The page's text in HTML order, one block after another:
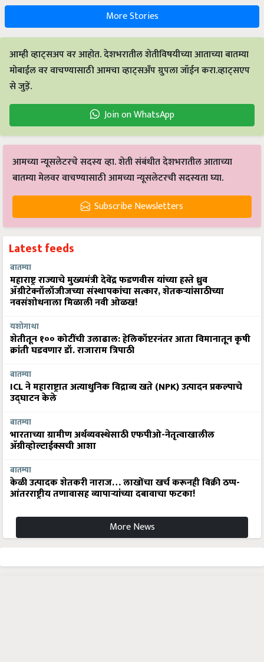
More Stories
आम्ही व्हाट्सअप वर आहोत. देशभरातील शेतीविषयीच्या आताच्या बातम्या
मोबाईल वर वाचण्यासाठी आमचा व्हाट्सअँप ग्रुपला जॉईन करा.व्हाट्सएप
से जुड़ें.
Join on WhatsApp
आमच्या न्यूसलेटरचे सदस्य व्हा. शेती संबंधीत देशभरातील आताच्या
बातम्या मेलवर वाचण्यासाठी आमच्या न्यूसलेटरची सदस्यता घ्या.
Subscribe Newsletters
Latest feeds
बातम्या
महाराष्ट्र राज्याचे मुख्यमंत्री देवेंद्र फडणवीस यांच्या हस्ते ध्रुव
ॲग्रीटेक्नॉलॉजीजच्या संस्थापकांचा सत्कार, शेतकऱ्यांसाठीच्या
नवसंशोधनाला मिळाली नवी ओळख!
यशोगाथा
शेतीतून १०० कोटींची उलाढाल: हेलिकॉप्टरनंतर आता विमानातून कृषी
क्रांती घडवणार डॉ. राजाराम त्रिपाठी
बातम्या
ICL ने महाराष्ट्रात अत्याधुनिक विद्राव्य खते (NPK) उत्पादन प्रकल्पाचे
उद्घाटन केले
बातम्या
भारताच्या ग्रामीण अर्थव्यवस्थेसाठी एफपीओ-नेतृत्वाखालील
अ‍ॅग्रीव्होल्टाईक्सची आशा
बातम्या
केळी उत्पादक शेतकरी नाराज… लाखोंचा खर्च करूनही विक्री ठप्प-
आंतरराष्ट्रीय तणावासह व्यापाऱ्यांच्या दबावाचा फटका!
More News